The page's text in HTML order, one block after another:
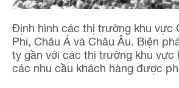
Định hình các thị trường khu vực
Phi, Châu Á và Châu Âu. Biện
ty gần với các thị trường khu vực
các nhu cầu khách hàng được